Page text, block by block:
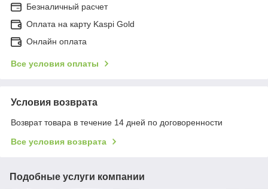
Безналичный расчет
Оплата на карту Kaspi Gold
Онлайн оплата
Все условия оплаты
Условия возврата
Возврат товара в течение 14 дней по договоренности
Все условия возврата
Подобные услуги компании